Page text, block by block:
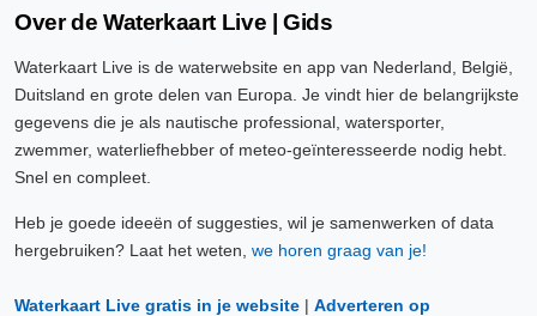
Over de Waterkaart Live | Gids
Waterkaart Live is de waterwebsite en app van Nederland, België,
Duitsland en grote delen van Europa. Je vindt hier de belangrijkste
gegevens die je als nautische professional, watersporter,
zwemmer, waterliefhebber of meteo-geïnteresseerde nodig hebt.
Snel en compleet.
Heb je goede ideeën of suggesties, wil je samenwerken of data
hergebruiken? Laat het weten, we horen graag van je!
Waterkaart Live gratis in je website | Adverteren op